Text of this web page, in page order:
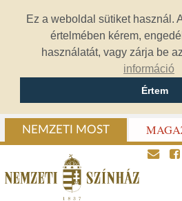
Ez a weboldal sütiket használ.
értelmében kérem,
használatát, vagy zárja be
információ
Értem
NEMZETI MOST